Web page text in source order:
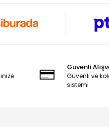
Güvenli
Güvenli ve
sistemi